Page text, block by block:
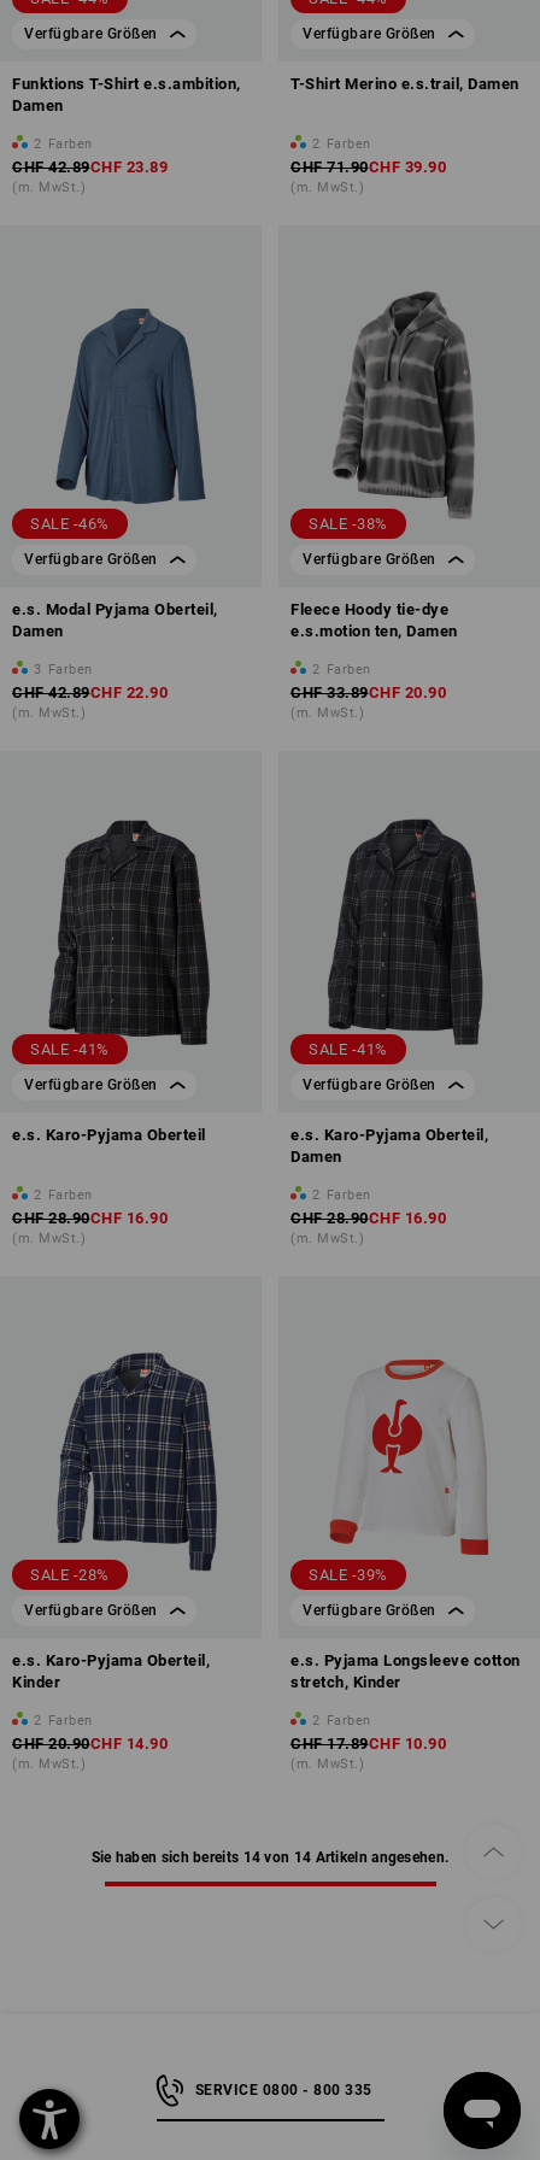
Verfügbare Größen
Funktions T-Shirt e.s.ambition,
Damen
2 Farben
CHF 42.89CHF 23.89
(m. MwSt.)
Verfügbare Größen
T-Shirt Merino e.s.trail, Damen
2 Farben
CHF 71.90CHF 39.90
(m. MwSt.)
SALE -46%
Verfügbare Größen
e.s. Modal Pyjama Oberteil,
Damen
3 Farben
CHF 42.89CHF 22.90
(m. MwSt.)
SALE -38%
Verfügbare Größen
Fleece Hoody tie-dye
e.s.motion ten, Damen
2 Farben
CHF 33.89CHF 20.90
(m. MwSt.)
SALE -41%
Verfügbare Größen
e.s. Karo-Pyjama Oberteil
2 Farben
CHF 28.90CHF 16.90
(m. MwSt.)
SALE -41%
Verfügbare Größen
e.s. Karo-Pyjama Oberteil,
Damen
2 Farben
CHF 28.90CHF 16.90
(m. MwSt.)
SALE -28%
Verfügbare Größen
e.s. Karo-Pyjama Oberteil,
Kinder
2 Farben
CHF 20.90CHF 14.90
(m. MwSt.)
SALE -39%
Verfügbare Größen
e.s. Pyjama Longsleeve cotton
stretch, Kinder
2 Farben
CHF 17.89CHF 10.90
(m. MwSt.)
Sie haben sich bereits 14 von 14 Artikeln angesehen.
SERVICE 0800 - 800 335